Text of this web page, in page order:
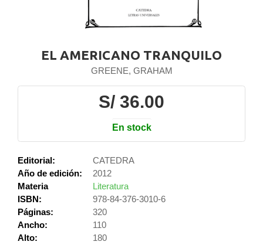
EL AMERICANO TRANQUILO
GREENE, GRAHAM
S/ 36.00
En stock
Editorial:
CATEDRA
Año de edición:
2012
Materia
Literatura
ISBN:
978-84-376-3010-6
Páginas:
320
Ancho:
110
Alto:
180